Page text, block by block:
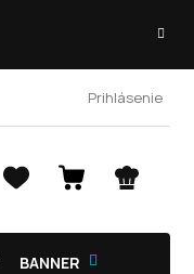
Prihlásenie
NÁKUPNÝ
BANNER